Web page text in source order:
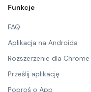
Funkcje
FAQ
Aplikacja na Androida
Rozszerzenie dla Chrome
Prześlij aplikację
Poproś o App